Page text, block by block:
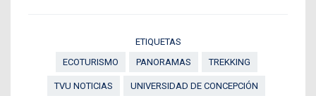
ETIQUETAS
ECOTURISMO
PANORAMAS TREKKING
TVU NOTICIAS UNIVERSIDAD DE CONCEPCIÓN